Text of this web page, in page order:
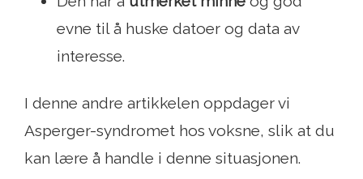
evne til å huske datoer og data av
interesse.
I denne andre artikkelen oppdager vi
Asperger-syndromet hos voksne, slik at du
kan lære å handle i denne situasjonen.